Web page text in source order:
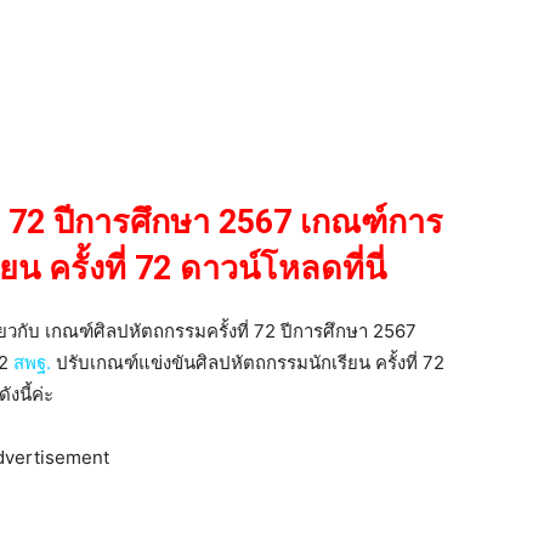
ปีการศึกษา 2567 เกณฑ์การ
น ครั้งที่ 72 ดาวน์โหลดที่นี่
วกับ เกณฑ์ศิลปหัตถกรรมครั้งที่ 72 ปีการศึกษา 2567
สพฐ. ปรับเกณฑ์แข่งขันศิลปหัตถกรรมนักเรียน ครั้งที่ 72
งนี้ค่ะ